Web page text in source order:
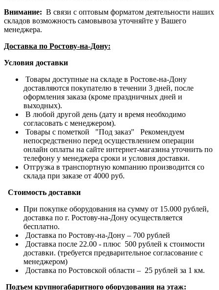
Внимание: В связи с оптовым форматом деятельности наших
складов возможность самовывоза уточняйте у Вашего
менеджера.
Доставка по Ростову-на-Дону:
Условия доставки
Товары доступные на складе в Ростове-на-Дону
доставляются покупателю в течении 3 дней, после
оформления заказа (кроме праздничных дней и
выходных).
В любой другой день (дату и время необходимо
согласовать с менеджером).
Товары с пометкой "Под заказ" Рекомендуем
непосредственно перед осуществлением операции
онлайн оплаты на сайте интернет-магазина уточнить по
телефону у менеджера сроки и условия доставки.
Отгрузка в транспортную компанию производится со
склада при заказе от 4000 руб.
Стоимость доставки
При покупке оборудования на сумму от 15.000 рублей,
доставка по г. Ростову-на-Дону осуществляется
бесплатно.
Доставка по Ростову-на-Дону – 700 рублей
Доставка после 22.00 - плюс 500 рублей к стоимости
доставки. (требуется предварительное согласование с
менеджером)
Доставка по Ростовской области – 25 рублей за 1 км.
Подъем крупногабаритного оборудования на этаж: